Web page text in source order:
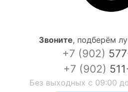
Звоните, подберём
+7 (902)
+7 (902)
Без выходных с 09:00